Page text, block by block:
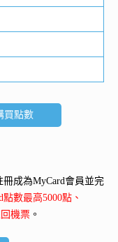
買點數
冊成為MyCard會員並完
點數最高5000點、
機票 。